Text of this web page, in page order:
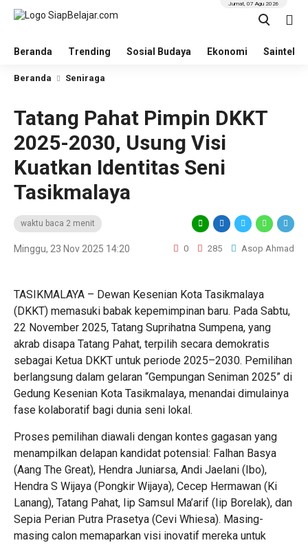
Beranda Trending Sosial Budaya Ekonomi Saintek
Jumat, 07 Agu 2026
Beranda Seniraga
Tatang Pahat Pimpin DKKT
2025-2030, Usung Visi
Kuatkan Identitas Seni
Tasikmalaya
waktu baca 2 menit
Minggu, 23 Nov 2025 14:20 0 285 Asop Ahmad
TASIKMALAYA – Dewan Kesenian Kota Tasikmalaya
(DKKT) memasuki babak kepemimpinan baru. Pada Sabtu,
22 November 2025, Tatang Suprihatna Sumpena, yang
akrab disapa Tatang Pahat, terpilih secara demokratis
sebagai Ketua DKKT untuk periode 2025–2030. Pemilihan
berlangsung dalam gelaran “Gempungan Seniman 2025” di
Gedung Kesenian Kota Tasikmalaya, menandai dimulainya
fase kolaboratif bagi dunia seni lokal.
Proses pemilihan diawali dengan kontes gagasan yang
menampilkan delapan kandidat potensial: Falhan Basya
(Aang The Great), Hendra Juniarsa, Andi Jaelani (Ibo),
Hendra S Wijaya (Pongkir Wijaya), Cecep Hermawan (Ki
Lanang), Tatang Pahat, Iip Samsul Ma’arif (Iip Borelak), dan
Sepia Perian Putra Prasetya (Cevi Whiesa). Masing-
masing calon memaparkan visi inovatif mereka untuk